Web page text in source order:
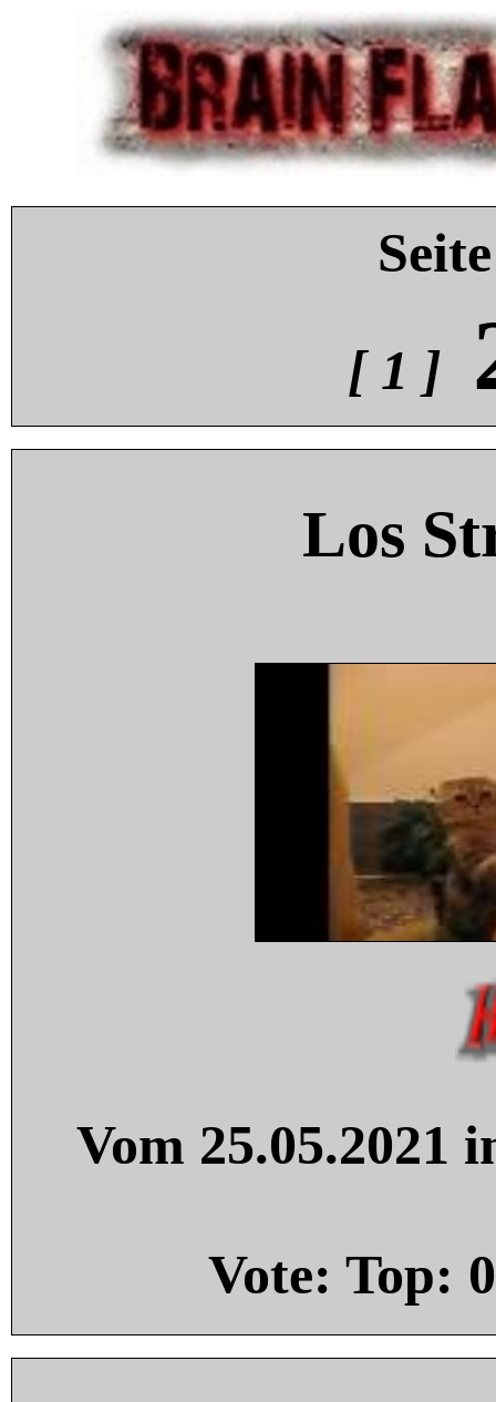
[ 1 ]
Los
Vom 25.05.2021
Vote: Top: 0